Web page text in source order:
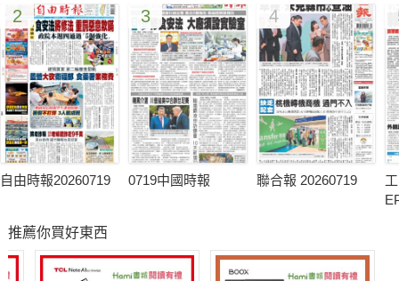
2
自由時報20260719
3
0719中國時報
4
聯合報 20260719
推薦你買好東西